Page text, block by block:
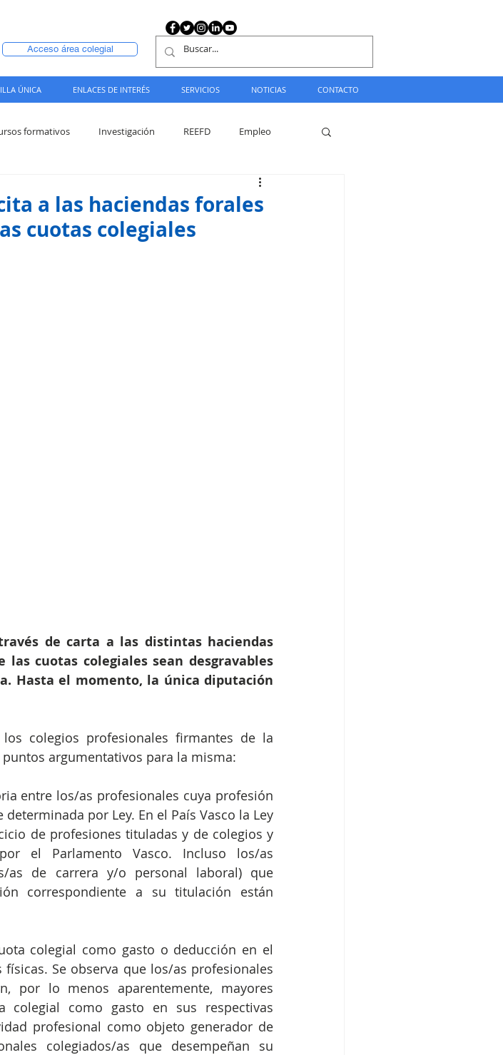
Acceso área colegial
ÚNICA ENLACES DE INTERÉS SERVICIOS NOTICIAS CONTACTO
formativos Investigación REEFD Empleo
a las haciendas forales
cuotas colegiales
de carta a las distintas haciendas
cuotas colegiales sean desgravables
Hasta el momento, la única diputación
colegios profesionales firmantes de la
argumentativos para la misma:
entre los/as profesionales cuya profesión
por Ley. En el País Vasco la Ley
de profesiones tituladas y de colegios y
el Parlamento Vasco. Incluso los/as
as de carrera y/o personal laboral) que
correspondiente a su titulación están
colegial como gasto o deducción en el
Se observa que los/as profesionales
por lo menos aparentemente, mayores
colegial como gasto en sus respectivas
profesional como objeto generador de
colegiados/as que desempeñan su